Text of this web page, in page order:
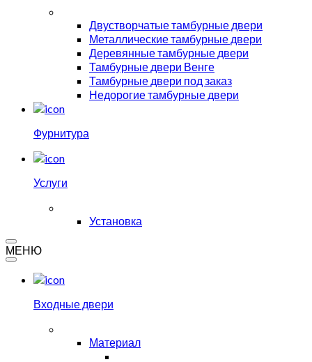
Двустворчатые тамбурные двери
Металлические тамбурные двери
Деревянные тамбурные двери
Тамбурные двери Венге
Тамбурные двери под заказ
Недорогие тамбурные двери
Фурнитура
Услуги
Установка
МЕНЮ
Входные двери
Материал